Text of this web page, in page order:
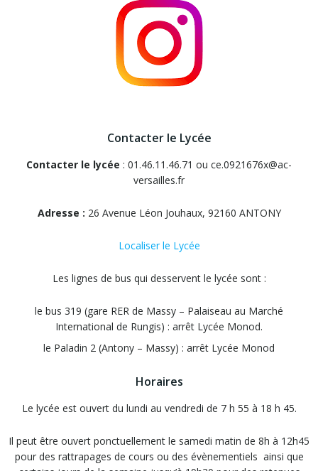
Contacter le Lycée
Contacter le lycée : 01.46.11.46.71 ou ce.0921676x@ac-
versailles.fr
Adresse : 26 Avenue Léon Jouhaux, 92160 ANTONY
Localiser le Lycée
Les lignes de bus qui desservent le lycée sont :
le bus 319 (gare RER de Massy – Palaiseau au Marché
International de Rungis) : arrêt Lycée Monod.
le Paladin 2 (Antony – Massy) : arrêt Lycée Monod
Horaires
Le lycée est ouvert du lundi au vendredi de 7 h 55 à 18 h 45.
Il peut être ouvert ponctuellement le samedi matin de 8h à 12h45
pour des rattrapages de cours ou des évènementiels ainsi que